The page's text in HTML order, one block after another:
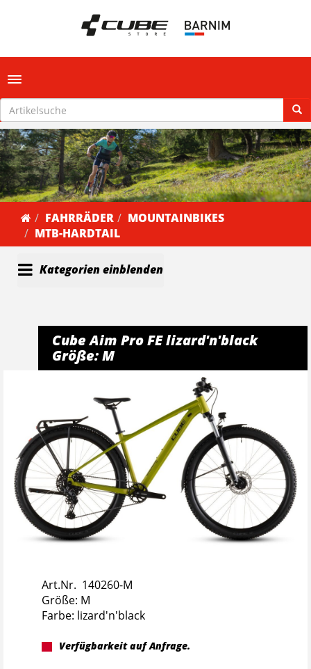
Toggle navigation
FAHRRÄDER
MOUNTAINBIKES
MTB-HARDTAIL
Kategorien einblenden
Cube Aim Pro FE lizard'n'black
Größe: M
Art.Nr. 140260-M
Größe: M
Farbe: lizard'n'black
Verfügbarkeit auf Anfrage.